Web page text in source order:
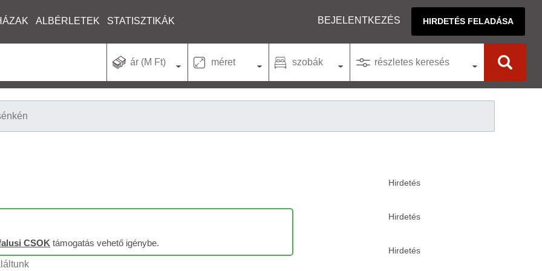
ALBÉRLETEK STATISZTIKÁK BEJELENTKEZÉS HIRDETÉS FELADÁSA
ár (M Ft) méret szobák részletes keresés
CSOK támogatás vehető igénybe.